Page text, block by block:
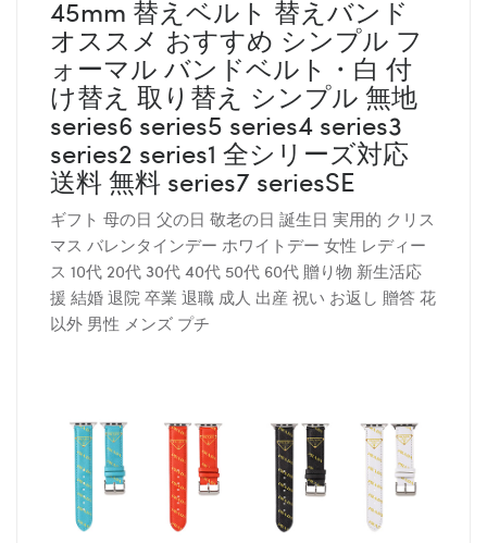
45mm 替えベルト 替えバンド
オススメ おすすめ シンプル フ
ォーマル バンドベルト・白 付
け替え 取り替え シンプル 無地
series6 series5 series4 series3
series2 series1 全シリーズ対応
送料 無料 series7 seriesSE
ギフト 母の日 父の日 敬老の日 誕生日 実用的 クリス
マス バレンタインデー ホワイトデー 女性 レディー
ス 10代 20代 30代 40代 50代 60代 贈り物 新生活応
援 結婚 退院 卒業 退職 成人 出産 祝い お返し 贈答 花
以外 男性 メンズ プチ